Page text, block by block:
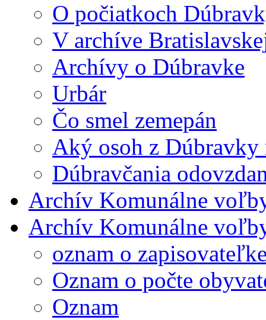
O počiatkoch
V archíve
Archívy o Dúbravke
Urbár
Čo smel zemepán
Aký osoh z
Dúbravčania
Archív Komunálne
Archív Komunálne
oznam o
Oznam o počte
Oznam